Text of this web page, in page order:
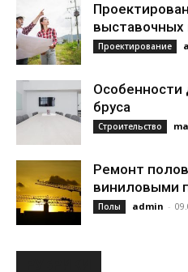
выставочных
Проектирование
Особенности
бруса
Строительство
Ремонт
виниловыми
Полы admin -